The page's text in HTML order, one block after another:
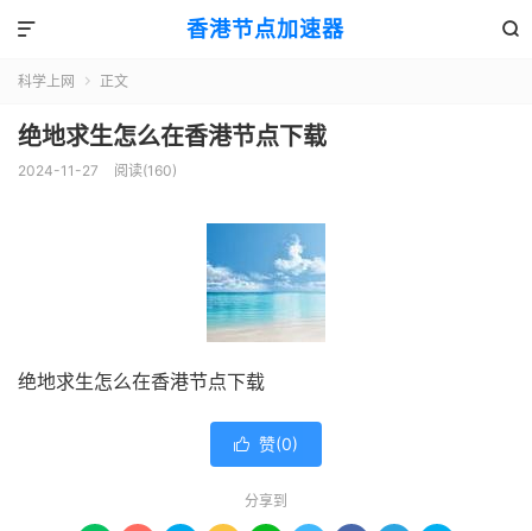
香港节点加速器 

科学上网  正文
绝地求生怎么在香港节点下载
2024-11-27 阅读(160)
绝地求生怎么在香港节点下载
 赞(0)
分享到